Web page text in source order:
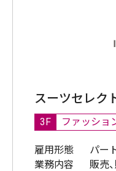
スーツセレク
3F ファッショ
雇用形態
パー
業務内容
販売